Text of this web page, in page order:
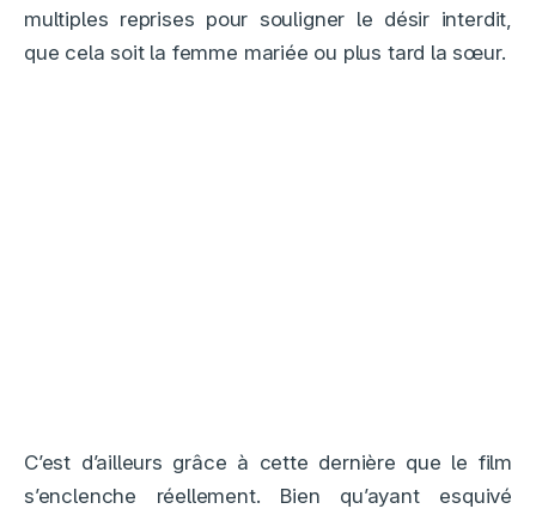
multiples reprises pour souligner le désir interdit,
que cela soit la femme mariée ou plus tard la sœur.
C’est d’ailleurs grâce à cette dernière que le film
s’enclenche réellement. Bien qu’ayant esquivé